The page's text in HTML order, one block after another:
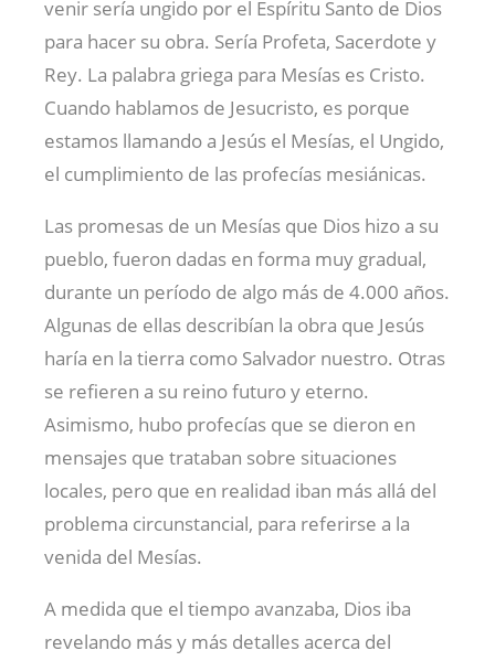
venir sería ungido por el Espíritu Santo de Dios
para hacer su obra. Sería Profeta, Sacerdote y
Rey. La palabra griega para Mesías es Cristo.
Cuando hablamos de Jesucristo, es porque
estamos llamando a Jesús el Mesías, el Ungido,
el cumplimiento de las profecías mesiánicas.
Las promesas de un Mesías que Dios hizo a su
pueblo, fueron dadas en forma muy gradual,
durante un período de algo más de 4.000 años.
Algunas de ellas describían la obra que Jesús
haría en la tierra como Salvador nuestro. Otras
se refieren a su reino futuro y eterno.
Asimismo, hubo profecías que se dieron en
mensajes que trataban sobre situaciones
locales, pero que en realidad iban más allá del
problema circunstancial, para referirse a la
venida del Mesías.
A medida que el tiempo avanzaba, Dios iba
revelando más y más detalles acerca del